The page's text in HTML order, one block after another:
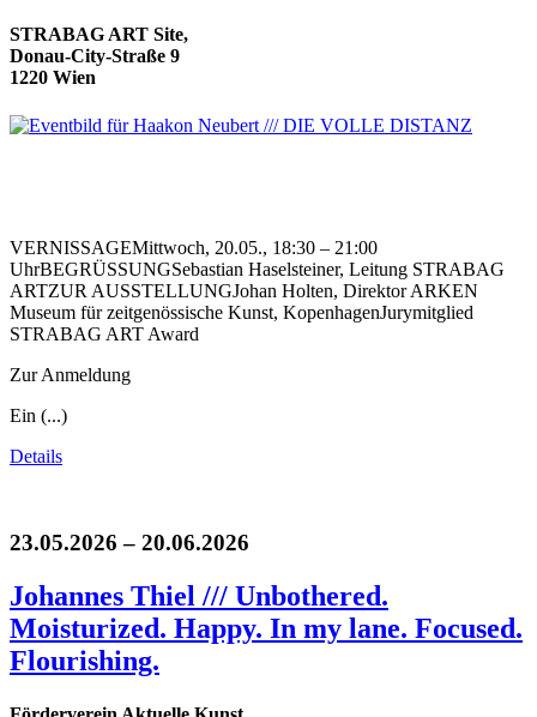
STRABAG ART Site,
Donau-City-Straße 9
1220 Wien
VERNISSAGEMittwoch, 20.05., 18:30 – 21:00
UhrBEGRÜSSUNGSebastian Haselsteiner, Leitung STRABAG
ARTZUR AUSSTELLUNGJohan Holten, Direktor ARKEN
Museum für zeitgenössische Kunst, KopenhagenJurymitglied
STRABAG ART Award
Zur Anmeldung
Ein (...)
Details
23.05.2026 – 20.06.2026
Johannes Thiel /// Unbothered.
Moisturized. Happy. In my lane. Focused.
Flourishing.